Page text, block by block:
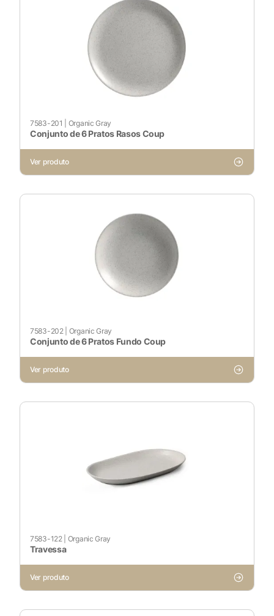
Pesquisar
7583-201 Organic Gray
Conjunto de 6 Pratos Rasos Coup
Ver produto
7583-202| Organic Gray
Conjunto de 6 Pratos Fundo Coup
Ver produto
7583-122| Organic Gray
Travessa
Ver produto
X
Cookies Não Necessários